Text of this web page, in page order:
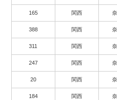
165 関西
388 関西
311 関西
247 関西
20 関西
184 関西